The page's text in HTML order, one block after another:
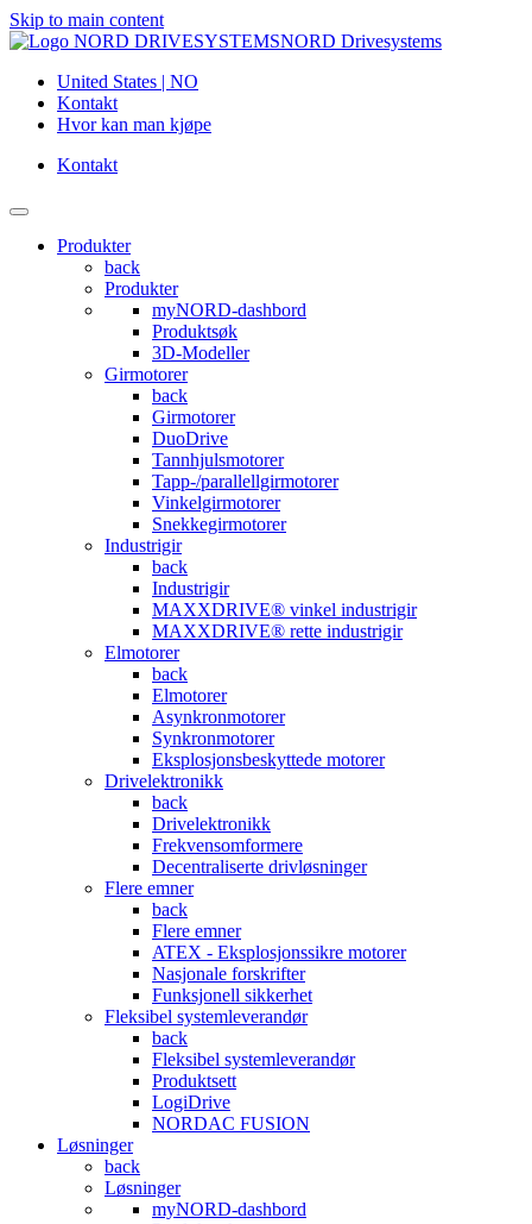
Skip to main content
NORD Drivesystems
United States | NO
Kontakt
Hvor kan man kjøpe
Kontakt
Produkter
back
Produkter
myNORD-dashbord
Produktsøk
3D-Modeller
Girmotorer
back
Girmotorer
DuoDrive
Tannhjulsmotorer
Tapp-/parallellgirmotorer
Vinkelgirmotorer
Snekkegirmotorer
Industrigir
back
Industrigir
MAXXDRIVE® vinkel industrigir
MAXXDRIVE® rette industrigir
Elmotorer
back
Elmotorer
Asynkronmotorer
Synkronmotorer
Eksplosjonsbeskyttede motorer
Drivelektronikk
back
Drivelektronikk
Frekvensomformere
Decentraliserte drivløsninger
Flere emner
back
Flere emner
ATEX - Eksplosjonssikre motorer
Nasjonale forskrifter
Funksjonell sikkerhet
Fleksibel systemleverandør
back
Fleksibel systemleverandør
Produktsett
LogiDrive
NORDAC FUSION
Løsninger
back
Løsninger
myNORD-dashbord